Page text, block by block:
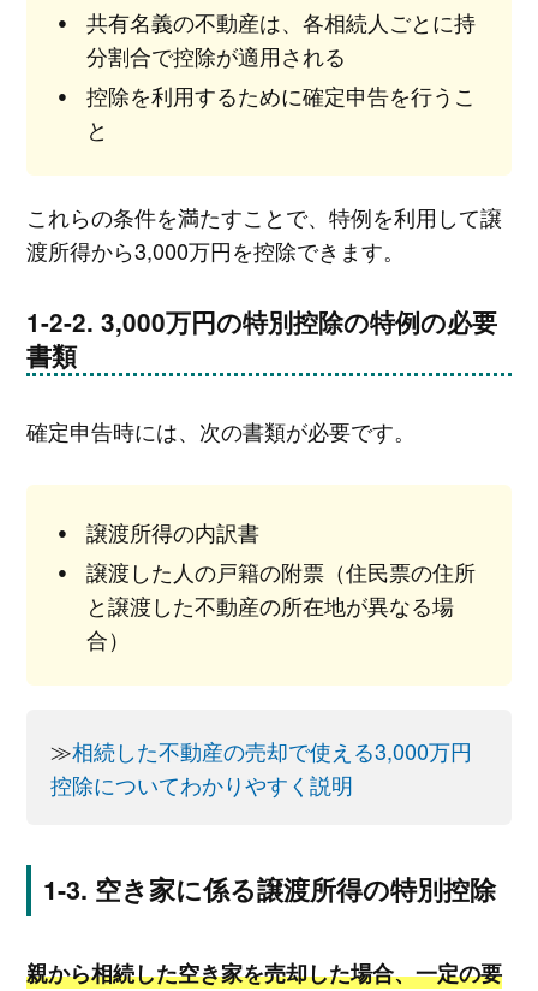
共有名義の不動産は、各相続人ごとに持
分割合で控除が適用される
控除を利用するために確定申告を行うこ
と
これらの条件を満たすことで、特例を利用して譲
渡所得から3,000万円を控除できます。
3,000万円の特別控除の特例の必要
書類
確定申告時には、次の書類が必要です。
譲渡所得の内訳書
譲渡した人の戸籍の附票（住民票の住所
と譲渡した不動産の所在地が異なる場
合）
≫相続した不動産の売却で使える3,000万円
控除についてわかりやすく説明
空き家に係る譲渡所得の特別控除
親から相続した空き家を売却した場合、一定の要